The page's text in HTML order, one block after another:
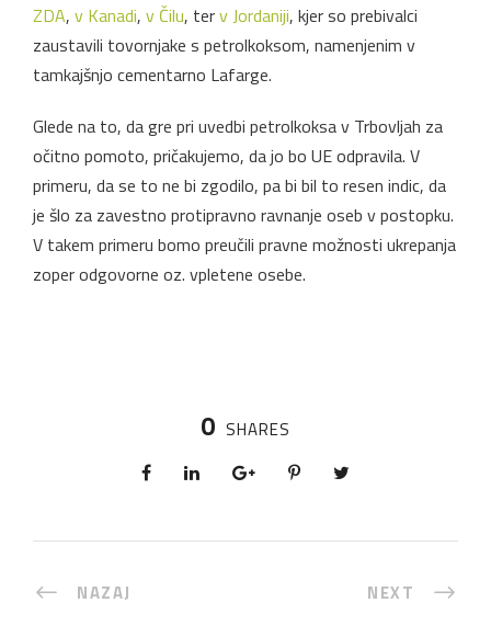
ZDA, v Kanadi, v Čilu, terv Jordaniji, kjer so prebivalci
zaustavili tovornjake s petrolkoksom, namenjenim v
tamkajšnjo cementarno Lafarge.
Glede na to, da gre pri uvedbi petrolkoksa v Trbovljah za
očitno pomoto, pričakujemo, da jo bo UE odpravila. V
primeru, da se to ne bi zgodilo, pa bi bil to resen indic, da
je šlo za zavestno protipravno ravnanje oseb v postopku.
V takem primeru bomo preučili pravne možnosti ukrepanja
zoper odgovorne oz. vpletene osebe.
0 SHARES
NAZAJ NEXT